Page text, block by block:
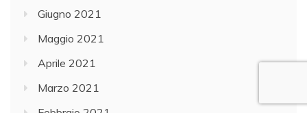
Giugno 2021
Maggio 2021
Aprile 2021
Marzo 2021